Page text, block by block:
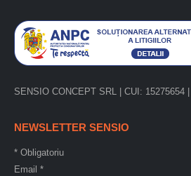
SENSIO CONCEPT SRL | CUI: 15275654
NEWSLETTER SENSIO
* Obligatoriu
Email *